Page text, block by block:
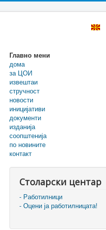
Главно мени
дома
за ЦОИ
извештаи
стручност
новости
иницијативи
документи
изданија
соопштенија
по новините
контакт
Столарски центар
- Работилници
- Оцени ја работилницата!